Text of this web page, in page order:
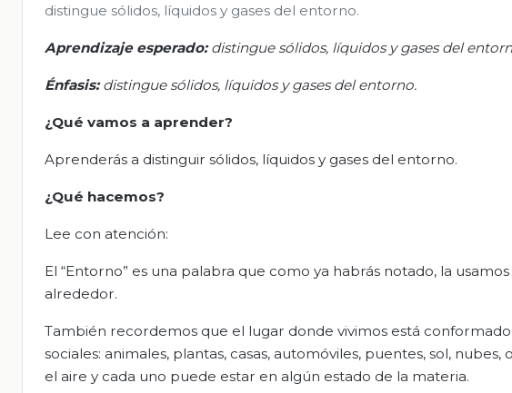
distingue sólidos, líquidos y gases del entorno.
Aprendizaje esperado: distingue sólidos, líquidos y gases del
Énfasis: distingue sólidos, líquidos y gases del entorno.
¿Qué vamos a aprender?
Aprenderás a distinguir sólidos, líquidos y gases del entorno.
¿Qué hacemos?
Lee con atención:
El “Entorno” es una palabra que como ya habrás notado, la
alrededor.
También recordemos que el lugar donde vivimos está
sociales: animales, plantas, casas, automóviles, puentes, sol,
el aire y cada uno puede estar en algún estado de la materia.